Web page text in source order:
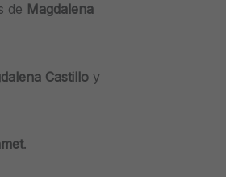
de Magdalena
Castillo y
.